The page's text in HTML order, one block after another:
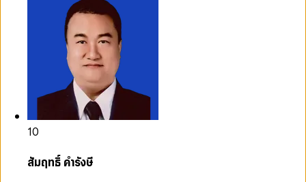
10
สัมฤทธิ์ คำรังษี